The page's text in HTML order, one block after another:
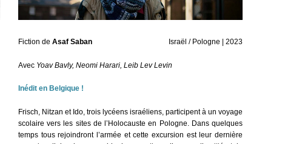
Fiction de Asaf Saban Israël / Pologne | 2023
Avec Yoav Bavly, Neomi Harari, Leib Lev Levin
Inédit en Belgique !
Frisch, Nitzan et Ido, trois lycéens israéliens, participent à un voyage
scolaire vers les sites de l’Holocauste en Pologne. Dans quelques
temps tous rejoindront l’armée et cette excursion est leur dernière